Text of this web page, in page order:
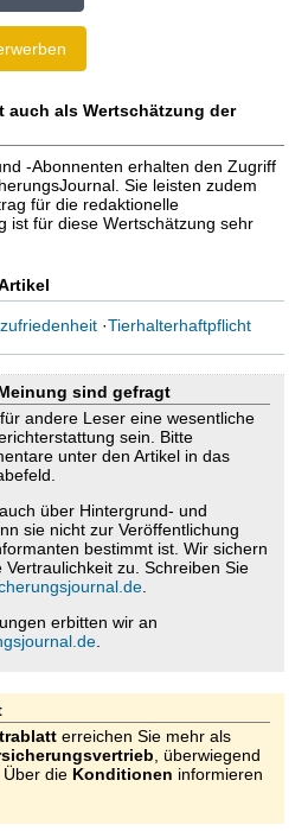
auch als Wertschätzung der
-Abonnenten erhalten den Zugriff
Sie leisten zudem
für die redaktionelle
ist für diese Wertschätzung sehr
·Tierhalterhaftpflicht
sind gefragt
andere Leser eine wesentliche
sein. Bitte
unter den Artikel in das
über Hintergrund- und
sie nicht zur Veröffentlichung
bestimmt ist. Wir sichern
zu. Schreiben Sie
erbitten wir an
erreichen Sie mehr als
, überwiegend
die Konditionen informieren